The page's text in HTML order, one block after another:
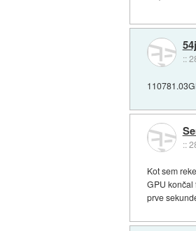
::
::
Kot sem
GPU končal
prve